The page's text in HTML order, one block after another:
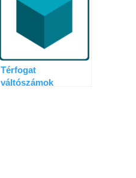
Térfogat
váltószámok